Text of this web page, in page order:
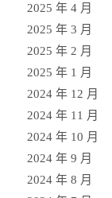
2025 年 4 月
2025 年 3 月
2025 年 2 月
2025 年 1 月
2024 年 12 月
2024 年 11 月
2024 年 10 月
2024 年 9 月
2024 年 8 月